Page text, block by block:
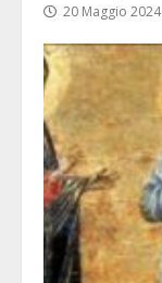
20 Maggio 2024